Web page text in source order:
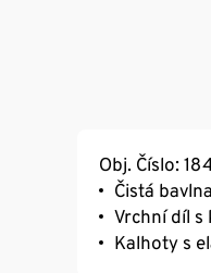
Obj. Číslo:
Čistá bavlna
Vrchní díl s
Kalhoty s